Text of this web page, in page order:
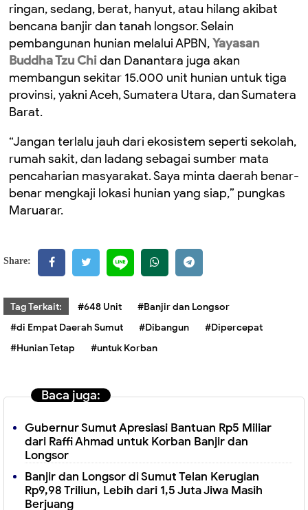
ringan, sedang, berat, hanyut, atau hilang akibat
bencana banjir dan tanah longsor. Selain
pembangunan hunian melalui APBN,Yayasan
Buddha Tzu Chidan Danantara juga akan
membangun sekitar 15.000 unit hunian untuk tiga
provinsi, yakni Aceh, Sumatera Utara, dan Sumatera
Barat.
“Jangan terlalu jauh dari ekosistem seperti sekolah,
rumah sakit, dan ladang sebagai sumber mata
pencaharian masyarakat. Saya minta daerah benar-
benar mengkaji lokasi hunian yang siap,” pungkas
Maruarar.
Share:
Tag Terkait: #648 Unit
#Banjir dan Longsor
#di Empat Daerah Sumut
#Dibangun
#Dipercepat
#Hunian Tetap
#untuk Korban
Baca juga:
Gubernur Sumut Apresiasi Bantuan Rp5 Miliar
dari Raffi Ahmad untuk Korban Banjir dan
Longsor
Banjir dan Longsor di Sumut Telan Kerugian
Rp9,98 Triliun, Lebih dari 1,5 Juta Jiwa Masih
Berjuang